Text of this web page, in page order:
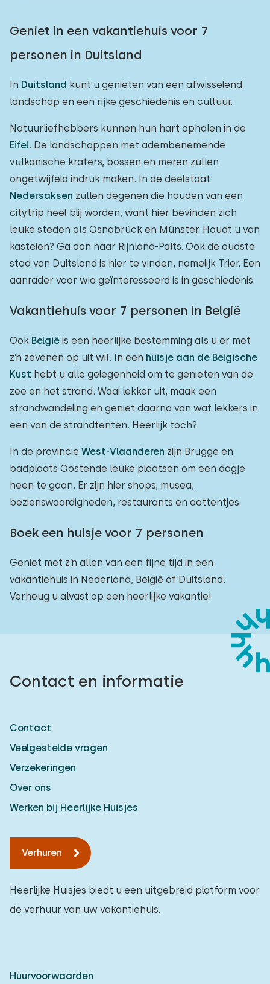
Geniet in een vakantiehuis voor 7
personen in Duitsland
In Duitsland kunt u genieten van een afwisselend
landschap en een rijke geschiedenis en cultuur.
Natuurliefhebbers kunnen hun hart ophalen in de
Eifel. De landschappen met adembenemende
vulkanische kraters, bossen en meren zullen
ongetwijfeld indruk maken. In de deelstaat
Nedersaksen zullen degenen die houden van een
citytrip heel blij worden, want hier bevinden zich
leuke steden als Osnabrück en Münster. Houdt u van
kastelen? Ga dan naar Rijnland-Palts. Ook de oudste
stad van Duitsland is hier te vinden, namelijk Trier. Een
aanrader voor wie geïnteresseerd is in geschiedenis.
Vakantiehuis voor 7 personen in België
Ook België is een heerlijke bestemming als u er met
z’n zevenen op uit wil. In een huisje aan de Belgische
Kust hebt u alle gelegenheid om te genieten van de
zee en het strand. Waai lekker uit, maak een
strandwandeling en geniet daarna van wat lekkers in
een van de strandtenten. Heerlijk toch?
In de provincie West-Vlaanderen zijn Brugge en
badplaats Oostende leuke plaatsen om een dagje
heen te gaan. Er zijn hier shops, musea,
bezienswaardigheden, restaurants en eettentjes.
Boek een huisje voor 7 personen
Geniet met z’n allen van een fijne tijd in een
vakantiehuis in Nederland, België of Duitsland.
Verheug u alvast op een heerlijke vakantie!
Contact en informatie
Contact
Veelgestelde vragen
Verzekeringen
Over ons
Werken bij Heerlijke Huisjes
Verhuren
Heerlijke Huisjes biedt u een uitgebreid platform voor
de verhuur van uw vakantiehuis.
Huurvoorwaarden